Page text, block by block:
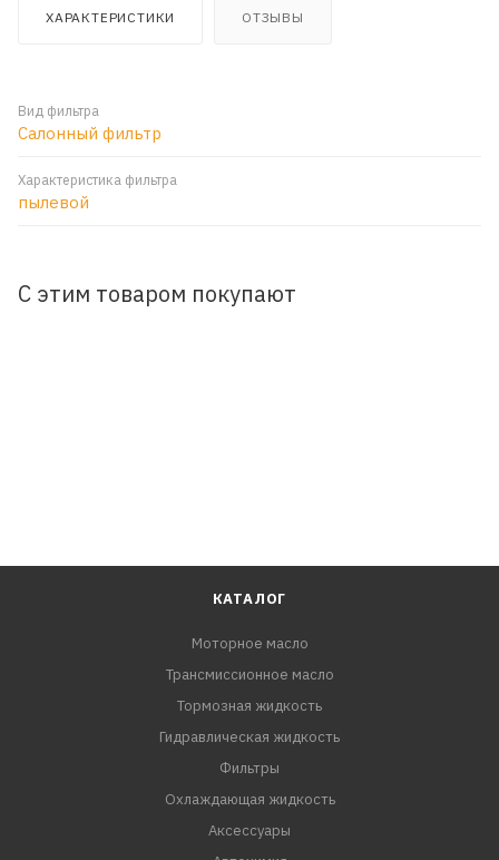
ХАРАКТЕРИСТИКИ ОТЗЫВЫ
Вид фильтра
Салонный фильтр
Характеристика фильтра
пылевой
С этим товаром покупают
КАТАЛОГ
Моторное масло
Трансмиссионное масло
Тормозная жидкость
Гидравлическая жидкость
Фильтры
Охлаждающая жидкость
Аксессуары